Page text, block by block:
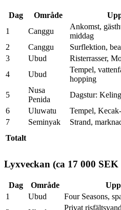
Dag Område
1
Canggu
Ankomst,
middag
2
Canggu Surflektion,
3
Ubud Risterrasser,
4
Ubud
Tempel,
hopping
5
Nusa
Penida
Dagstur:
6
Uluwatu Tempel,
7
Seminyak Strand,
Totalt
Lyxveckan (ca 17 000
Dag Område
1
Ubud Four Seasons,
Privat